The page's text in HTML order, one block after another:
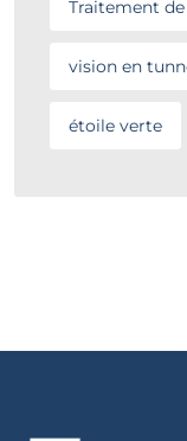
Traitement
vision en
étoile verte